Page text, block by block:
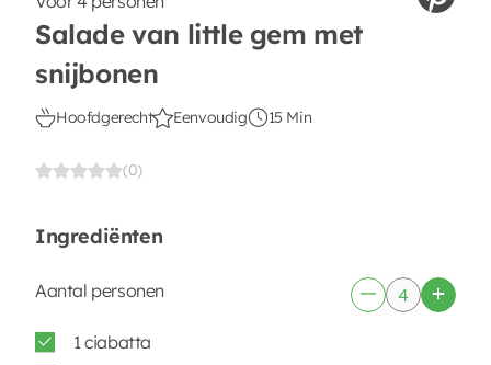
Salade van little gem met
snijbonen
Hoofdgerecht Eenvoudig 15 Min
(0)
Ingrediënten
Aantal personen
1 ciabatta